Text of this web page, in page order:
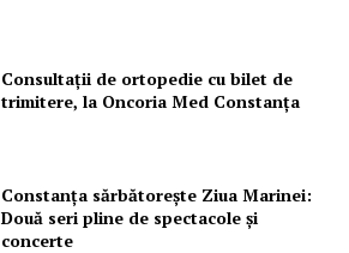
Consultații de ortopedie cu bilet de
trimitere, la Oncoria Med Constanța
Constanța sărbătorește Ziua Marinei:
Două seri pline de spectacole și
concerte